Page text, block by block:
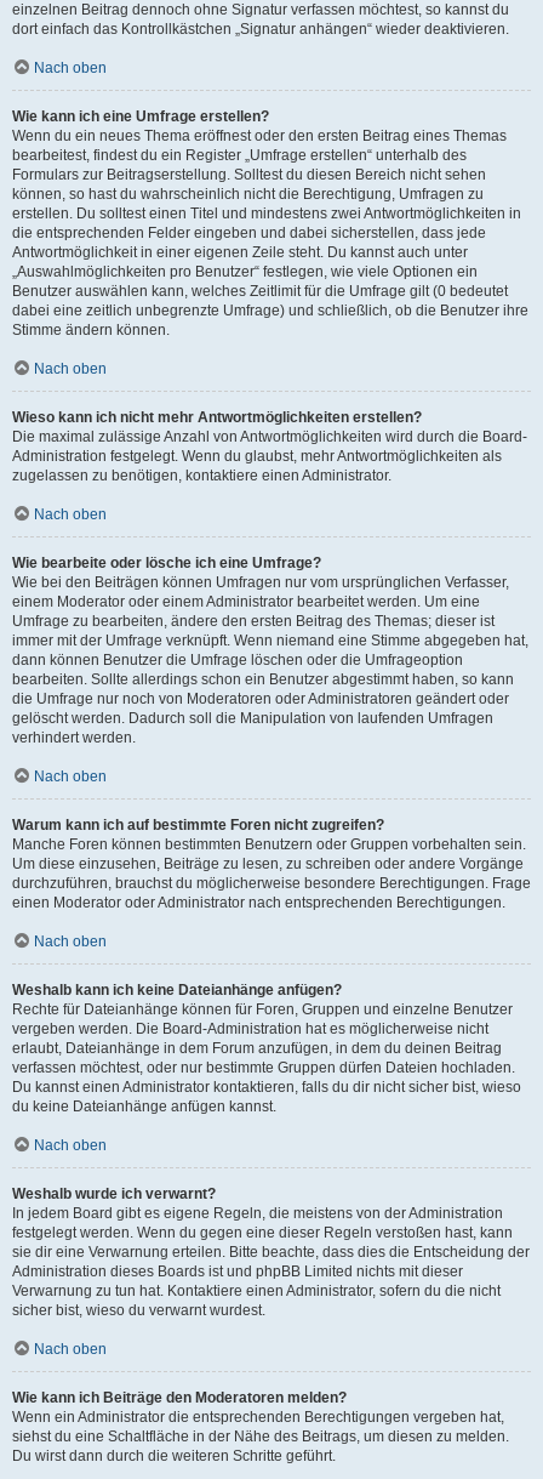
einzelnen Beitrag dennoch ohne Signatur verfassen möchtest, so kannst du
dort einfach das Kontrollkästchen „Signatur anhängen“ wieder deaktivieren.
Nach oben
Wie kann ich eine Umfrage erstellen?
Wenn du ein neues Thema eröffnest oder den ersten Beitrag eines Themas
bearbeitest, findest du ein Register „Umfrage erstellen“ unterhalb des
Formulars zur Beitragserstellung. Solltest du diesen Bereich nicht sehen
können, so hast du wahrscheinlich nicht die Berechtigung, Umfragen zu
erstellen. Du solltest einen Titel und mindestens zwei Antwortmöglichkeiten in
die entsprechenden Felder eingeben und dabei sicherstellen, dass jede
Antwortmöglichkeit in einer eigenen Zeile steht. Du kannst auch unter
„Auswahlmöglichkeiten pro Benutzer“ festlegen, wie viele Optionen ein
Benutzer auswählen kann, welches Zeitlimit für die Umfrage gilt (0 bedeutet
dabei eine zeitlich unbegrenzte Umfrage) und schließlich, ob die Benutzer ihre
Stimme ändern können.
Nach oben
Wieso kann ich nicht mehr Antwortmöglichkeiten erstellen?
Die maximal zulässige Anzahl von Antwortmöglichkeiten wird durch die Board-
Administration festgelegt. Wenn du glaubst, mehr Antwortmöglichkeiten als
zugelassen zu benötigen, kontaktiere einen Administrator.
Nach oben
Wie bearbeite oder lösche ich eine Umfrage?
Wie bei den Beiträgen können Umfragen nur vom ursprünglichen Verfasser,
einem Moderator oder einem Administrator bearbeitet werden. Um eine
Umfrage zu bearbeiten, ändere den ersten Beitrag des Themas; dieser ist
immer mit der Umfrage verknüpft. Wenn niemand eine Stimme abgegeben hat,
dann können Benutzer die Umfrage löschen oder die Umfrageoption
bearbeiten. Sollte allerdings schon ein Benutzer abgestimmt haben, so kann
die Umfrage nur noch von Moderatoren oder Administratoren geändert oder
gelöscht werden. Dadurch soll die Manipulation von laufenden Umfragen
verhindert werden.
Nach oben
Warum kann ich auf bestimmte Foren nicht zugreifen?
Manche Foren können bestimmten Benutzern oder Gruppen vorbehalten sein.
Um diese einzusehen, Beiträge zu lesen, zu schreiben oder andere Vorgänge
durchzuführen, brauchst du möglicherweise besondere Berechtigungen. Frage
einen Moderator oder Administrator nach entsprechenden Berechtigungen.
Nach oben
Weshalb kann ich keine Dateianhänge anfügen?
Rechte für Dateianhänge können für Foren, Gruppen und einzelne Benutzer
vergeben werden. Die Board-Administration hat es möglicherweise nicht
erlaubt, Dateianhänge in dem Forum anzufügen, in dem du deinen Beitrag
verfassen möchtest, oder nur bestimmte Gruppen dürfen Dateien hochladen.
Du kannst einen Administrator kontaktieren, falls du dir nicht sicher bist, wieso
du keine Dateianhänge anfügen kannst.
Nach oben
Weshalb wurde ich verwarnt?
In jedem Board gibt es eigene Regeln, die meistens von der Administration
festgelegt werden. Wenn du gegen eine dieser Regeln verstoßen hast, kann
sie dir eine Verwarnung erteilen. Bitte beachte, dass dies die Entscheidung der
Administration dieses Boards ist und phpBB Limited nichts mit dieser
Verwarnung zu tun hat. Kontaktiere einen Administrator, sofern du die nicht
sicher bist, wieso du verwarnt wurdest.
Nach oben
Wie kann ich Beiträge den Moderatoren melden?
Wenn ein Administrator die entsprechenden Berechtigungen vergeben hat,
siehst du eine Schaltfläche in der Nähe des Beitrags, um diesen zu melden.
Du wirst dann durch die weiteren Schritte geführt.